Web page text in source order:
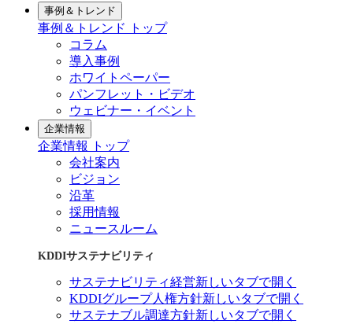
事例＆トレンド
事例＆トレンド トップ
コラム
導入事例
ホワイトペーパー
パンフレット・ビデオ
ウェビナー・イベント
企業情報
企業情報 トップ
会社案内
ビジョン
沿革
採用情報
ニュースルーム
KDDIサステナビリティ
サステナビリティ経営新しいタブで開く
KDDIグループ人権方針新しいタブで開く
サステナブル調達方針新しいタブで開く